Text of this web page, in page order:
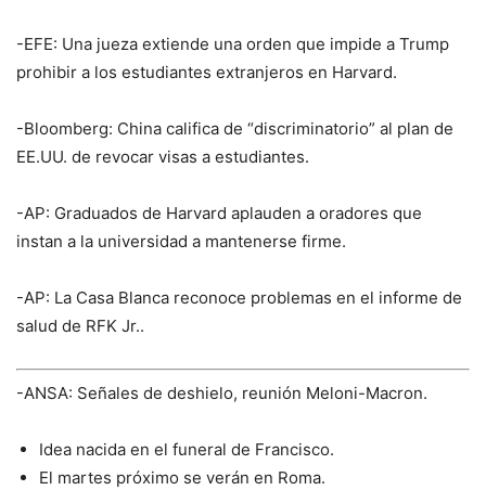
-EFE: Una jueza extiende una orden que impide a Trump
prohibir a los estudiantes extranjeros en Harvard.
-Bloomberg: China califica de “discriminatorio” al plan de
EE.UU. de revocar visas a estudiantes.
-AP: Graduados de Harvard aplauden a oradores que
instan a la universidad a mantenerse firme.
-AP: La Casa Blanca reconoce problemas en el informe de
salud de RFK Jr..
-ANSA: Señales de deshielo, reunión Meloni-Macron.
Idea nacida en el funeral de Francisco.
El martes próximo se verán en Roma.